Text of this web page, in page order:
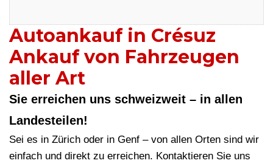
Autoankauf in Crésuz
Ankauf von Fahrzeugen
aller Art
Sie erreichen uns schweizweit – in allen
Landesteilen!
Sei es in Zürich oder in Genf – von allen Orten sind wir
einfach und direkt zu erreichen. Kontaktieren Sie uns